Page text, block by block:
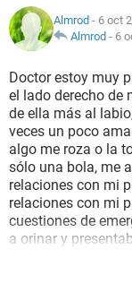
NUTRICIÓN
BIENESTAR
SEXUALIDAD
GLOSARIO
Almrod - 6 oct
Almrod - 6
Doctor estoy muy
el lado derecho de
de ella más al
veces un poco
algo me roza o la
sólo una bola, me
relaciones con mi
relaciones con mi
cuestiones de
a orinar y
ardor provenía de
clotrima zol por 5